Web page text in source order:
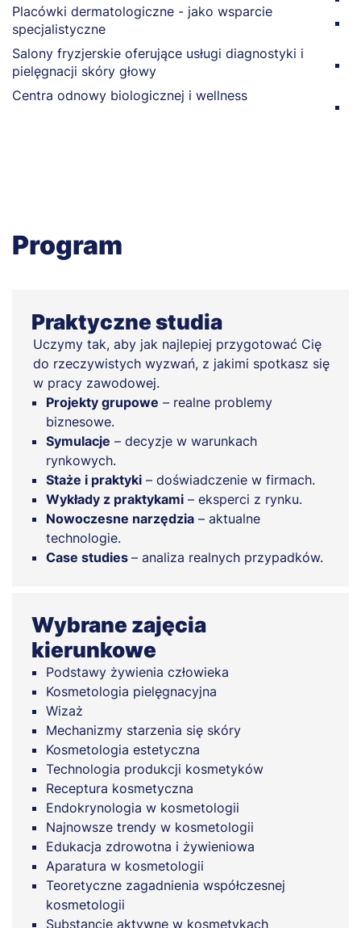
Placówki dermatologiczne - jako wsparcie
specjalistyczne
Salony fryzjerskie oferujące usługi diagnostyki i
pielęgnacji skóry głowy
Centra odnowy biologicznej i wellness
Program
Praktyczne studia
Uczymy tak, aby jak najlepiej przygotować Cię
do rzeczywistych wyzwań, z jakimi spotkasz się
w pracy zawodowej.
Projekty grupowe – realne problemy
biznesowe.
Symulacje – decyzje w warunkach
rynkowych.
Staże i praktyki – doświadczenie w firmach.
Wykłady z praktykami – eksperci z rynku.
Nowoczesne narzędzia – aktualne
technologie.
Case studies – analiza realnych przypadków.
Wybrane zajęcia
kierunkowe
Podstawy żywienia człowieka
Kosmetologia pielęgnacyjna
Wizaż
Mechanizmy starzenia się skóry
Kosmetologia estetyczna
Technologia produkcji kosmetyków
Receptura kosmetyczna
Endokrynologia w kosmetologii
Najnowsze trendy w kosmetologii
Edukacja zdrowotna i żywieniowa
Aparatura w kosmetologii
Teoretyczne zagadnienia współczesnej
kosmetologii
Substancje aktywne w kosmetykach